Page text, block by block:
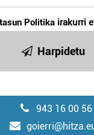
Politika irakurri
Harpidetu
943 16 00 56